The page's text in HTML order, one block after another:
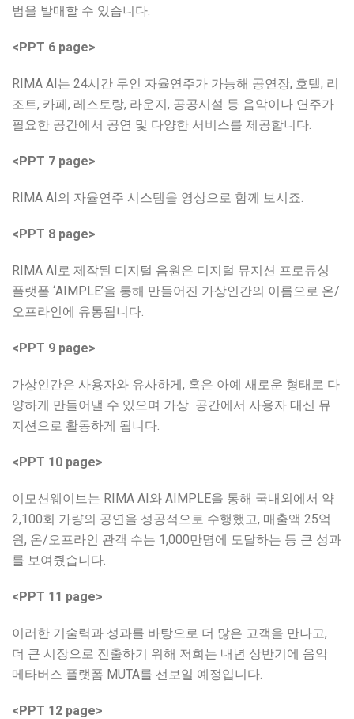
범을 발매할 수 있습니다.
<PPT 6 page>
RIMA AI는 24시간 무인 자율연주가 가능해 공연장, 호텔, 리
조트, 카페, 레스토랑, 라운지, 공공시설 등 음악이나 연주가
필요한 공간에서 공연 및 다양한 서비스를 제공합니다.
<PPT 7 page>
RIMA AI의 자율연주 시스템을 영상으로 함께 보시죠.
<PPT 8 page>
RIMA AI로 제작된 디지털 음원은 디지털 뮤지션 프로듀싱
플랫폼 ‘AIMPLE’을 통해 만들어진 가상인간의 이름으로 온/
오프라인에 유통됩니다.
<PPT 9 page>
가상인간은 사용자와 유사하게, 혹은 아예 새로운 형태로 다
양하게 만들어낼 수 있으며 가상 공간에서 사용자 대신 뮤
지션으로 활동하게 됩니다.
<PPT 10 page>
이모션웨이브는 RIMA AI와 AIMPLE을 통해 국내외에서 약
2,100회 가량의 공연을 성공적으로 수행했고, 매출액 25억
원, 온/오프라인 관객 수는 1,000만명에 도달하는 등 큰 성과
를 보여줬습니다.
<PPT 11 page>
이러한 기술력과 성과를 바탕으로 더 많은 고객을 만나고,
더 큰 시장으로 진출하기 위해 저희는 내년 상반기에 음악
메타버스 플랫폼 MUTA를 선보일 예정입니다.
<PPT 12 page>